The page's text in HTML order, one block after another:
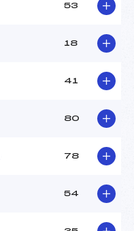
53
18
41
80
78
54